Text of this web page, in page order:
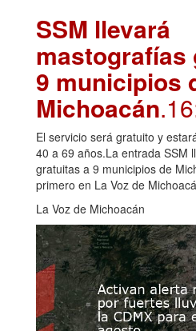
SSM llevará
mastografías
9 municipios
Michoacán
El servicio será gratuito y
40 a 69 años.La entrada SSM
gratuitas a 9 municipios de
primero en La Voz de
La Voz de Michoacán